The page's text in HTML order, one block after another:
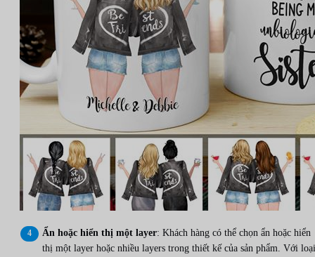
Ẩn hoặc hiển thị một layer: Khách hàng có thể chọn ẩn hoặc hiển
thị một layer hoặc nhiều layers trong thiết kế của sản phẩm. Với loại